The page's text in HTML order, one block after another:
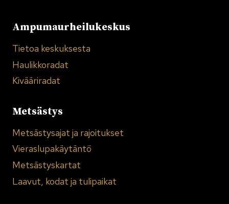
Ampumaurheilukeskus
Tietoa keskuksesta
Haulikkoradat
Kivääriradat
Metsästys
Metsästysajat ja rajoitukset
Vieraslupakäytäntö
Metsästyskartat
Laavut, kodat ja tulipaikat